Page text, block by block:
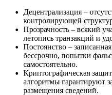
Децентрализация –
контролирующей
Прозрачность – всякий
летопись транзакций и
Постоянство –
бессрочно, попытки
самостоятельно.
Криптографическая
алгоритмы гарантируют
размещения сведений.